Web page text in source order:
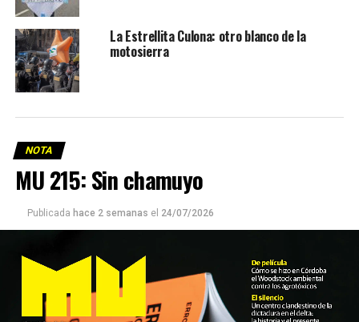
La Estrellita Culona: otro blanco de la
motosierra
NOTA
MU 215: Sin chamuyo
Publicada hace 2 semanas el 24/07/2026